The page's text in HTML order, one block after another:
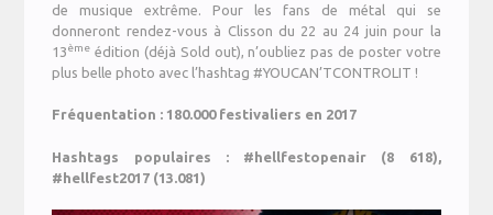
de musique extrême. Pour les fans de métal qui se
donneront rendez-vous à Clisson du 22 au 24 juin pour la
13ème édition (déjà Sold out), n’oubliez pas de poster votre
plus belle photo avec l’hashtag #YOUCAN’TCONTROLIT !
Fréquentation : 180.000 festivaliers en 2017
Hashtags populaires : #hellfestopenair (8 618),
#hellfest2017 (13.081)